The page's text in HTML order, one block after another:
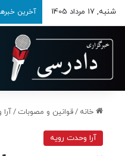
شنبه, 17 مرداد 1405 آخرین
خانه /قوانین و مصوبات /
آرا وحدت رویه